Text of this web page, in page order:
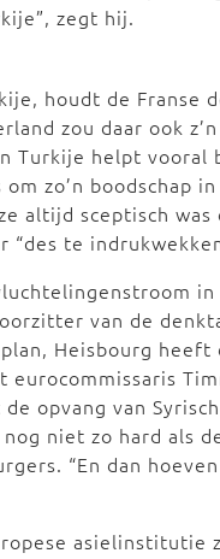
zegt hij.
houdt de Franse
zou daar ook
Turkije helpt vooral
zo’n boodschap
altijd sceptisch was
te
van de
Heisbourg
opvang van
niet zo hard als
“En dan
asielinstitutie